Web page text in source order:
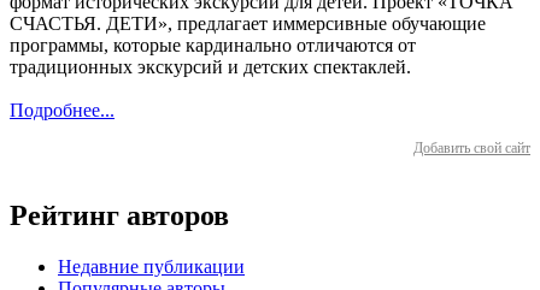
СЧАСТЬЯ. ДЕТИ», предлагает иммерсивные обучающие
программы, которые кардинально отличаются от
традиционных экскурсий и детских спектаклей.
Подробнее...
Добавить свой сайт
Рейтинг авторов
Недавние публикации